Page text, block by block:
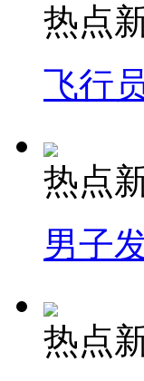
热点
飞行
热点
男子
热点